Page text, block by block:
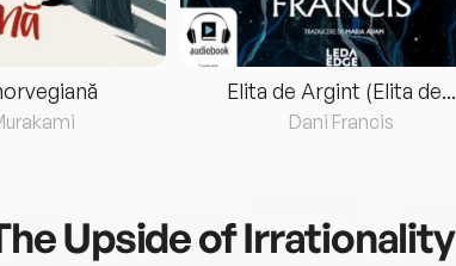
Elita de Argint (Elita de...
Dani Francis
Upside of Irrationality